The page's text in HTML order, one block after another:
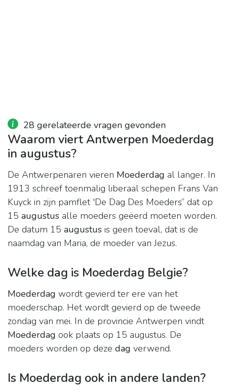
28 gerelateerde vragen gevonden
Waarom viert Antwerpen Moederdag
in augustus?
De Antwerpenaren vieren Moederdag al langer. In
1913 schreef toenmalig liberaal schepen Frans Van
Kuyck in zijn pamflet 'De Dag Des Moeders” dat op
15 augustus alle moeders geëerd moeten worden.
De datum 15 augustus is geen toeval, dat is de
naamdag van Maria, de moeder van Jezus.
Welke dag is Moederdag Belgie?
Moederdag wordt gevierd ter ere van het
moederschap. Het wordt gevierd op de tweede
zondag van mei. In de provincie Antwerpen vindt
Moederdag ook plaats op 15 augustus. De
moeders worden op deze dag verwend.
Is Moederdag ook in andere landen?